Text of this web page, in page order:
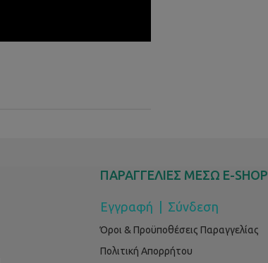
ΠΑΡΑΓΓΕΛΙΕΣ ΜΕΣΩ E-SHOP
Εγγραφή Σύνδεση
Όροι & Προϋποθέσεις Παραγγελίας
Πολιτική Απορρήτου